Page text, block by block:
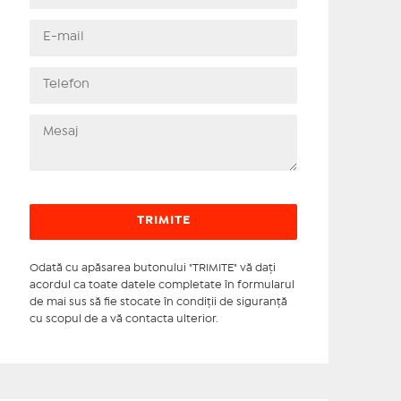
Odată cu apăsarea butonului "TRIMITE" vă daţi
acordul ca toate datele completate în formularul
de mai sus să fie stocate în condiţii de siguranţă
cu scopul de a vă contacta ulterior.